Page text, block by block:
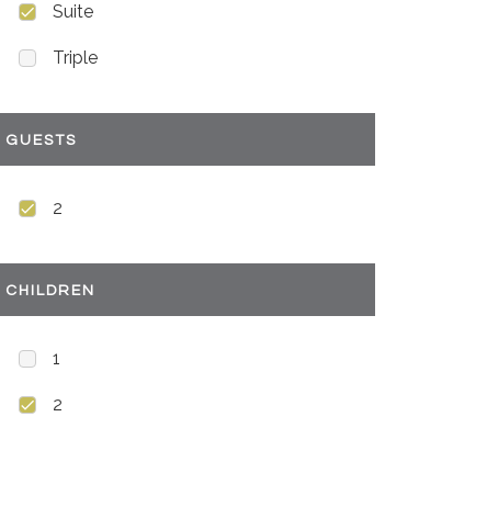
Suite
Triple
GUESTS
2
CHILDREN
1
2